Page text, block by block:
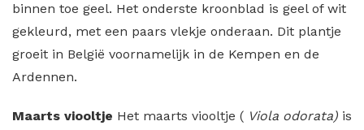
binnen toe geel. Het onderste kroonblad is geel of wit
gekleurd, met een paars vlekje onderaan. Dit plantje
groeit in België voornamelijk in de Kempen en de
Ardennen.
Maarts viooltje Het maarts viooltje ( Viola odorata) is